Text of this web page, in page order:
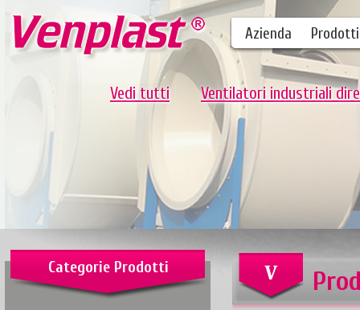
Azienda Prodotti
Vedi tutti Ventilatori industriali
Categorie Prodotti